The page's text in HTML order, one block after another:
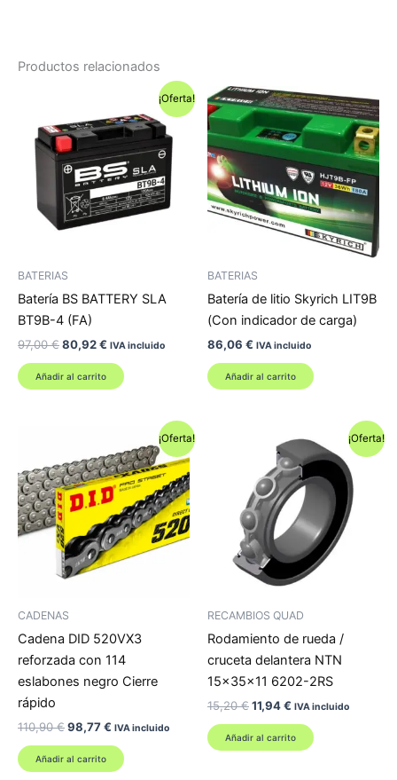
Productos relacionados
¡Oferta!
BATERIAS
Batería BS BATTERY SLA
BT9B-4 (FA)
97,00€El
original
era:
80,92€ El
actual
es:
IVA incluido
Añadir al carrito
BATERIAS
Batería de litio Skyrich LIT9B
(Con indicador de carga)
86,06 € IVA incluido
Añadir al carrito
¡Oferta!
CADENAS
Cadena DID 520VX3
reforzada con 114
eslabones negro Cierre
rápido
110,90€El
original
era:
98,77€ El
actual
es:
IVA incluido
Añadir al carrito
¡Oferta!
RECAMBIOS QUAD
Rodamiento de rueda /
cruceta delantera NTN
15x35x11 6202-2RS
15,20€El
original
era:
11,94€ El
actual
es:
IVA incluido
Añadir al carrito